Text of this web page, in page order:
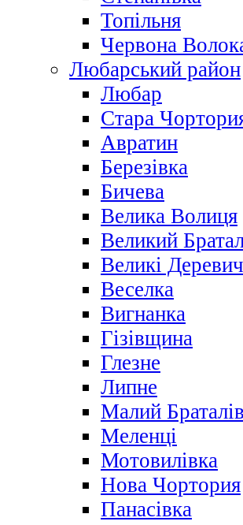
Топільня
Червона
Любарський район
Любар
Стара
Авратин
Березівка
Бичева
Велика Волиця
Великий
Великі
Веселка
Вигнанка
Гізівщина
Глезне
Липне
Малий Браталів
Меленці
Мотовилівка
Нова Чортория
Панасівка